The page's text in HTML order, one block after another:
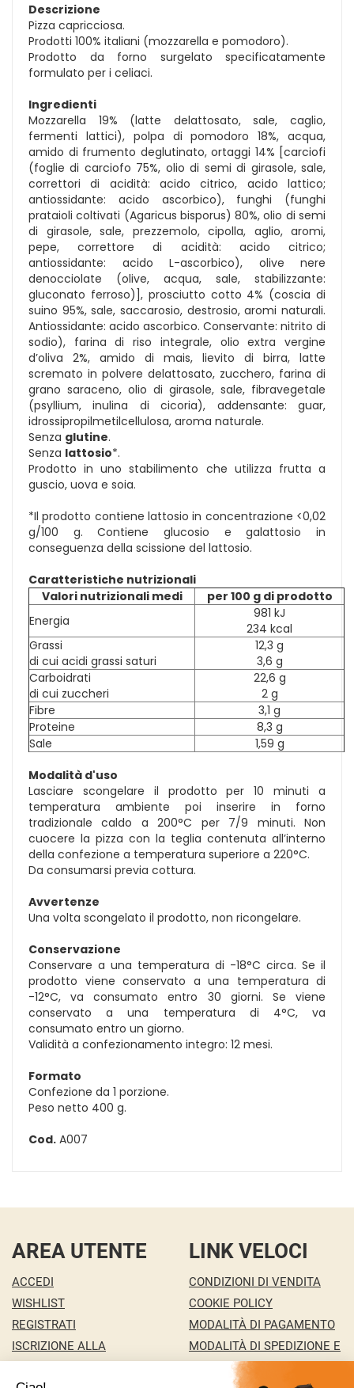
Descrizione
Pizza capricciosa.
Prodotti 100% italiani (mozzarella e pomodoro).
Prodotto da forno surgelato specificatamente
formulato per i celiaci.
Ingredienti
Mozzarella 19% (latte delattosato, sale, caglio,
fermenti lattici), polpa di pomodoro 18%, acqua,
amido di frumento deglutinato, ortaggi 14% [carciofi
(foglie di carciofo 75%, olio di semi di girasole, sale,
correttori di acidità: acido citrico, acido lattico;
antiossidante: acido ascorbico), funghi (funghi
prataioli coltivati (Agaricus bisporus) 80%, olio di semi
di girasole, sale, prezzemolo, cipolla, aglio, aromi,
pepe, correttore di acidità: acido citrico;
antiossidante: acido L-ascorbico), olive nere
denocciolate (olive, acqua, sale, stabilizzante:
gluconato ferroso)], prosciutto cotto 4% (coscia di
suino 95%, sale, saccarosio, destrosio, aromi naturali.
Antiossidante: acido ascorbico. Conservante: nitrito di
sodio), farina di riso integrale, olio extra vergine
d’oliva 2%, amido di mais, lievito di birra, latte
scremato in polvere delattosato, zucchero, farina di
grano saraceno, olio di girasole, sale, fibravegetale
(psyllium, inulina di cicoria), addensante: guar,
idrossipropilmetilcellulosa, aroma naturale.
Senza glutine.
Senza lattosio*.
Prodotto in uno stabilimento che utilizza frutta a
guscio, uova e soia.
*Il prodotto contiene lattosio in concentrazione <0,02
g/100 g. Contiene glucosio e galattosio in
conseguenza della scissione del lattosio.
Caratteristiche nutrizionali
Valori nutrizionali medi
per 100 g di prodotto
Energia
981 kJ
234 kcal
Grassi
di cui acidi grassi saturi
12,3 g
3,6 g
Carboidrati
di cui zuccheri
22,6 g
2 g
Fibre
3,1 g
Proteine
8,3 g
Sale
1,59 g
Modalità d'uso
Lasciare scongelare il prodotto per 10 minuti a
temperatura ambiente poi inserire in forno
tradizionale caldo a 200°C per 7/9 minuti. Non
cuocere la pizza con la teglia contenuta all’interno
della confezione a temperatura superiore a 220°C.
Da consumarsi previa cottura.
Avvertenze
Una volta scongelato il prodotto, non ricongelare.
Conservazione
Conservare a una temperatura di -18°C circa. Se il
prodotto viene conservato a una temperatura di
-12°C, va consumato entro 30 giorni. Se viene
conservato a una temperatura di 4°C, va
consumato entro un giorno.
Validità a confezionamento integro: 12 mesi.
Formato
Confezione da 1 porzione.
Peso netto 400 g.
Cod. A007
AREA UTENTE
ACCEDI
WISHLIST
REGISTRATI
ISCRIZIONE ALLA
LINK VELOCI
CONDIZIONI DI VENDITA
COOKIE POLICY
MODALITÀ DI PAGAMENTO
MODALITÀ DI SPEDIZIONE E